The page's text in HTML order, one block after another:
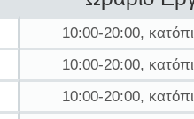
10:00-20:00,
10:00-20:00,
10:00-20:00,